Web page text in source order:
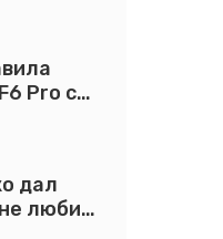
Pro с
дал
любит